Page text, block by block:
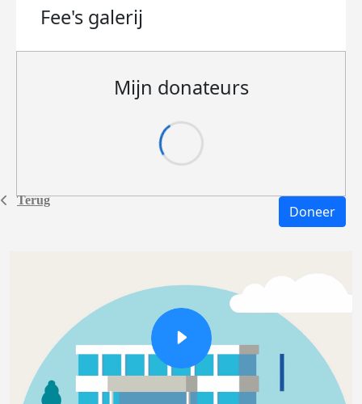
Terug
Fee's galerij
Mijn donateurs
Doneer